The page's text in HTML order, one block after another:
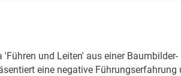
und Leiten' aus einer Baumbilder-
eine negative Führungserfahrung